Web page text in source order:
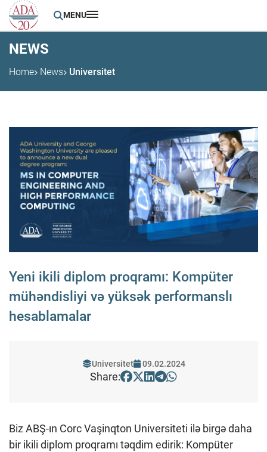
MENU
NEWS
Home News Universitet
Yeni ikili diplom proqramı: Kompüter
mühəndisliyi və yüksək performanslı
hesablamalar
Universitet 09.02.2024
Share:
Biz ABŞ-ın Corc Vaşinqton Universiteti ilə birgə daha
bir ikili diplom proqramı təqdim edirik: Kompüter